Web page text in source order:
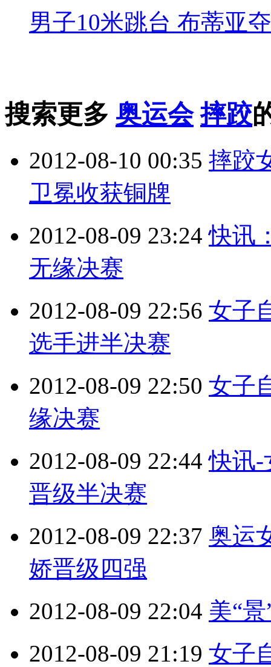
男子10米跳台 布蒂亚
搜索更多 奥运会 摔跤
2012-08-10 00:35 摔跤
卫冕收获铜牌
2012-08-09 23:24 快讯
无缘决赛
2012-08-09 22:56 女子
选手进半决赛
2012-08-09 22:50 女子
缘决赛
2012-08-09 22:44 快讯-
晋级半决赛
2012-08-09 22:37 奥运
娇晋级四强
2012-08-09 22:04 美“
2012-08-09 21:19 女子